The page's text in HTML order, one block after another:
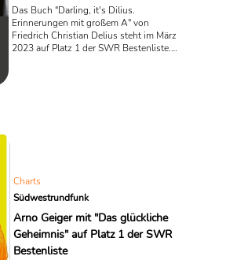
Das Buch "Darling, it's Dilius.
Erinnerungen mit großem A" von
Friedrich Christian Delius steht im März
2023 auf Platz 1 der SWR Bestenliste.
Charts
Südwestrundfunk
Arno Geiger mit "Das glückliche
Geheimnis" auf Platz 1 der SWR
Bestenliste